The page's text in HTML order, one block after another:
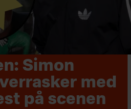
Simon
med
på scenen